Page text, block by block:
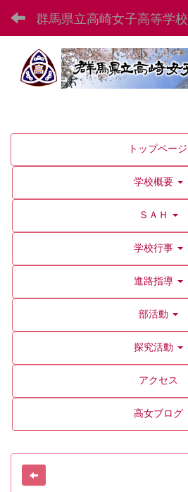
群馬県立高崎女子高等学校
トップページ
学校概要
ＳＡＨ
学校行事
進路指導
部活動
探究活動
アクセス
高女ブログ